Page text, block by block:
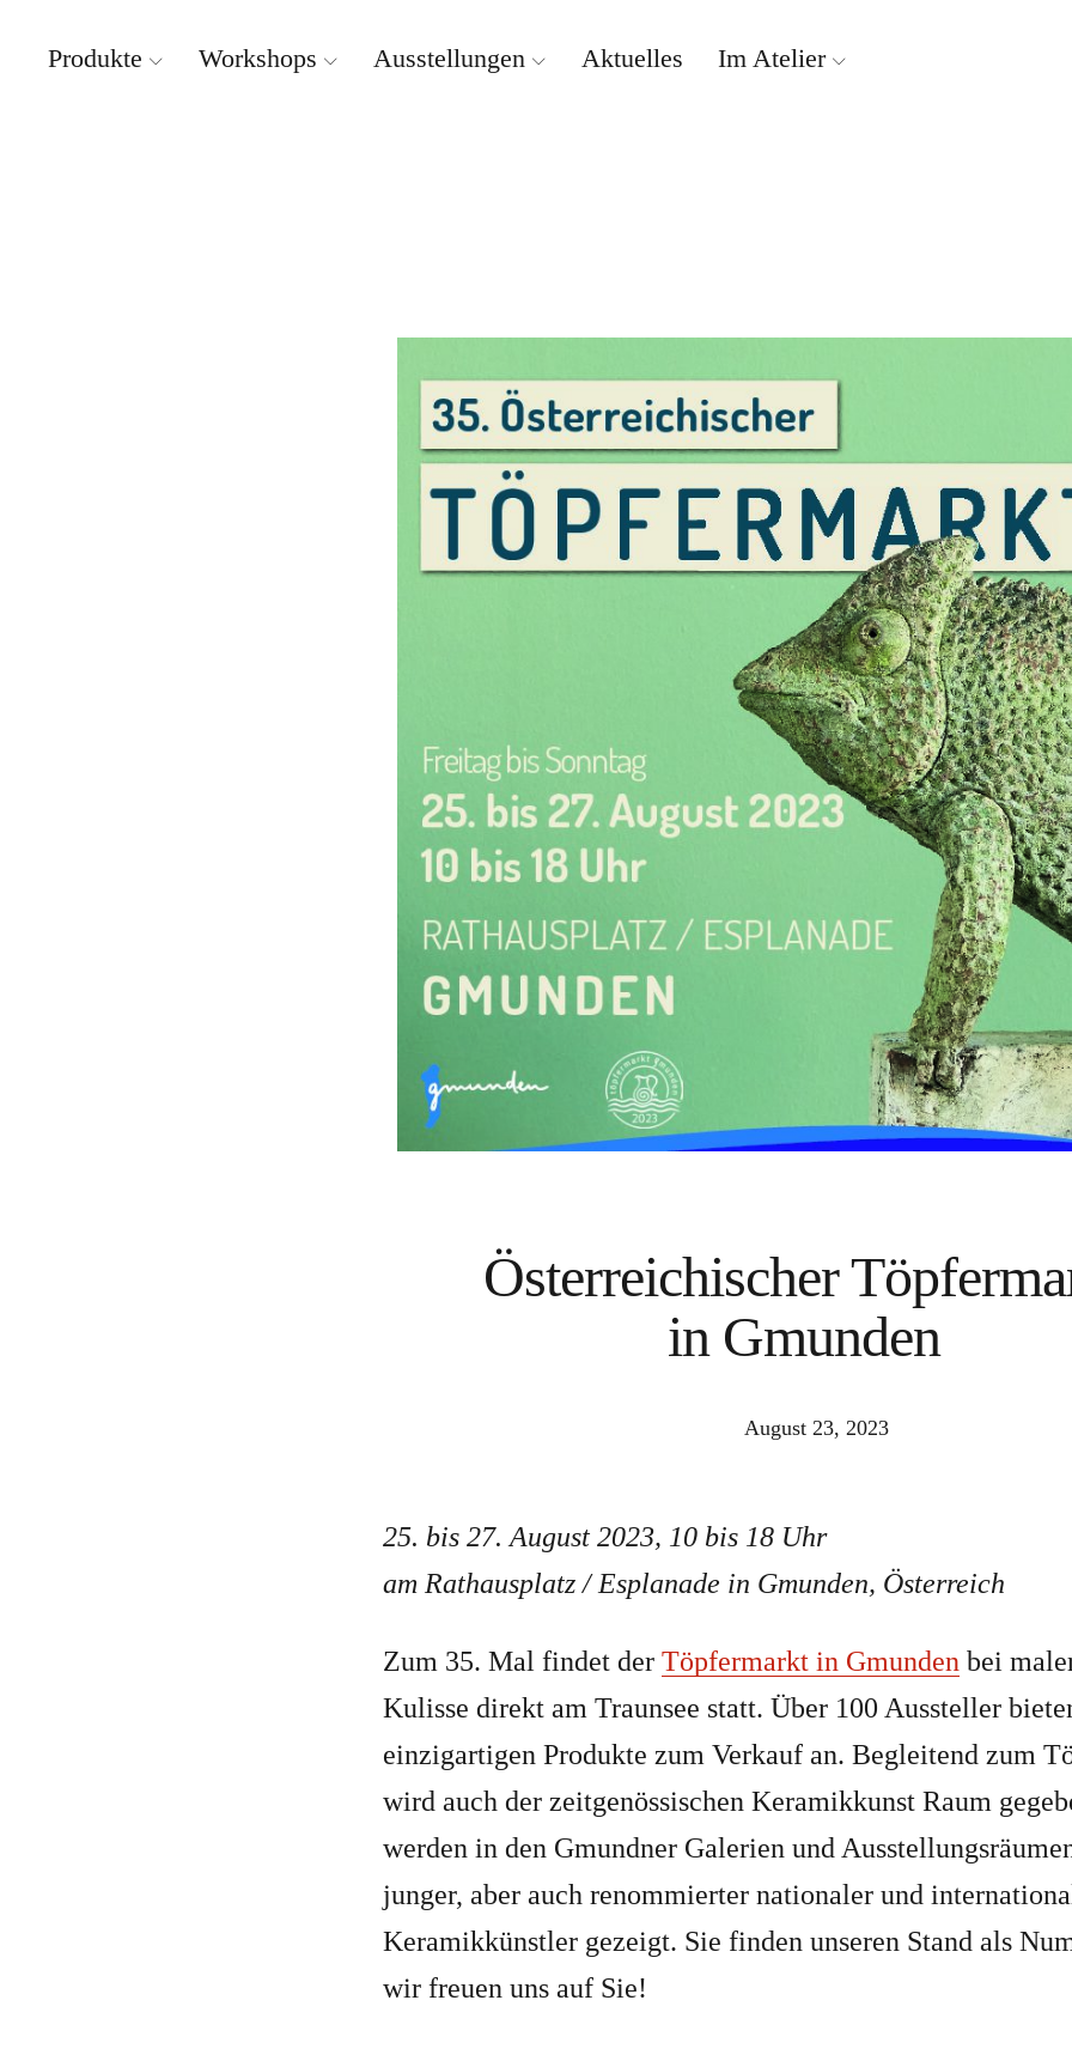
Produkte Workshops Ausstellungen Aktuelles Im Atelier
Österreichischer
in Gmunden
August 23, 2023
25. bis 27. August 2023, 10 bis 18 Uhr
am Rathausplatz / Esplanade in Gmunden, Österreich
Zum 35. Mal findet der Töpfermarkt in Gmunden bei
Kulisse direkt am Traunsee statt. Über 100 Aussteller
einzigartigen Produkte zum Verkauf an. Begleitend zum
wird auch der zeitgenössischen Keramikkunst Raum
werden in den Gmundner Galerien und
junger, aber auch renommierter nationaler und
Keramikkünstler gezeigt. Sie finden unseren Stand als
wir freuen uns auf Sie!